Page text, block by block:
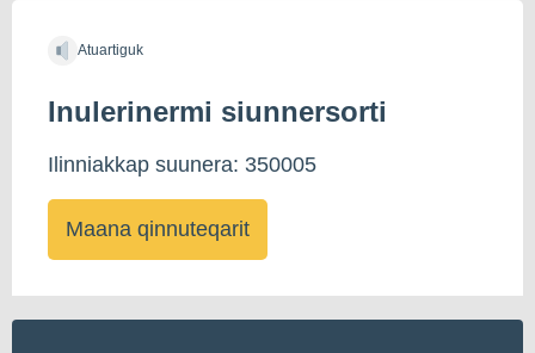
Atuartiguk
Inulerinermi siunnersorti
Ilinniakkap suunera: 350005
Maana qinnuteqarit